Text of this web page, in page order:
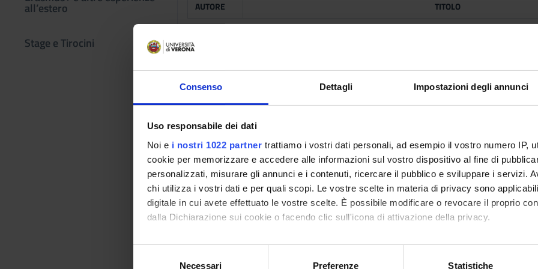
Consenso Dettagli Impostazioni degli annunci
Uso responsabile dei dati
Noi e i nostri 1022 partner trattiamo i vostri dati personali, ad esempio il vostro numero IP,
cookie per memorizzare e accedere alle informazioni sul vostro dispositivo al fine di
personalizzati, misurare gli annunci e i contenuti, ricercare il pubblico e sviluppare i servizi.
chi utilizza i vostri dati e per quali scopi. Le vostre scelte in materia di privacy sono
digitale in cui avete effettuato le vostre scelte. È possibile modificare o revocare il proprio
dalla Dichiarazione sui cookie o facendo clic sull'icona di attivazione della privacy.
Con il tuo consenso, vorremmo anche:
raccogliere informazioni sulla tua posizione geografica, con un'approssimazione di
Necessari Preferenze Statistiche
all’estero
Stage e Tirocini
AUTORE TITOLO
Cultura e tecnica Enologica. Vol. 3 Stabilizzazione
Mazzoleni
V. (a cura
di)
Il sughero manuale tecnico per il corretto utilizzo dei tappi
http://www.amorimcorkitalia.com/img/
Nardin G.,
Gaudio A.,
Antonel
Simeoni
Impiantistica enologica. Ciclo tecnologico di vinificazione e